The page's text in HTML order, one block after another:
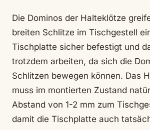
Die Dominos der Halteklötze
breiten Schlitze im Tischgestell
Tischplatte sicher befestigt und
trotzdem arbeiten, da sich die
Schlitzen bewegen können. Das
muss im montierten Zustand
Abstand von 1-2 mm zum
damit die Tischplatte auch